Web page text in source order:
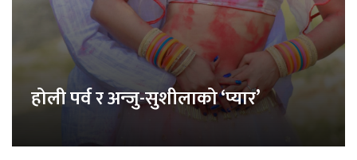
होली पर्व र अन्जु-सुशीलाको ‘प्यार’